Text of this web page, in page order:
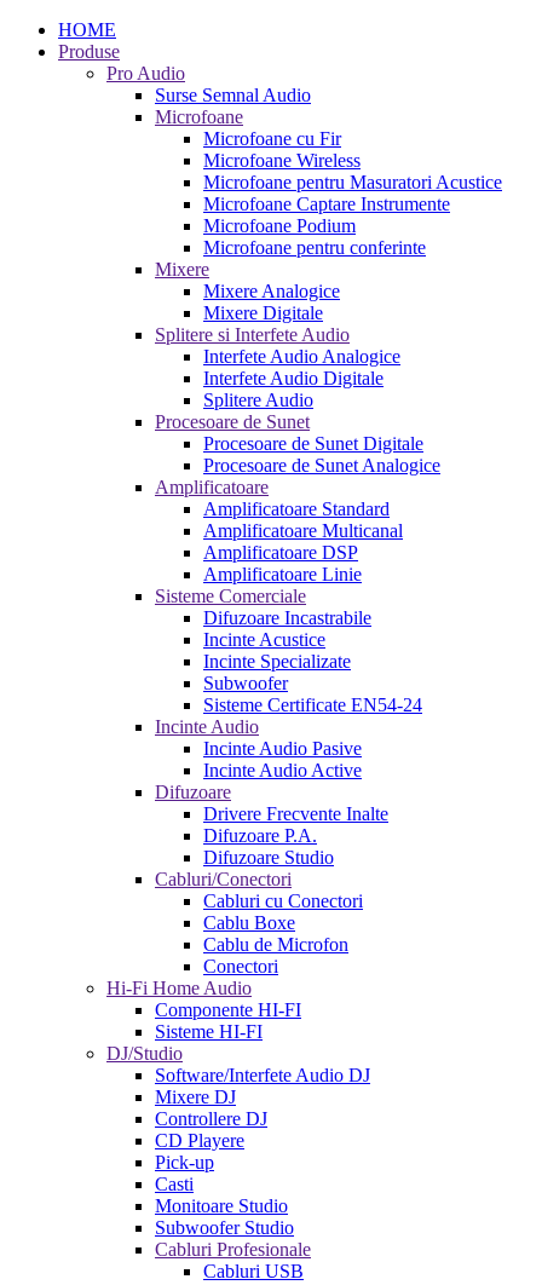
HOME
Produse
Pro Audio
Surse Semnal Audio
Microfoane
Microfoane cu Fir
Microfoane Wireless
Microfoane pentru Masuratori Acustice
Microfoane Captare Instrumente
Microfoane Podium
Microfoane pentru conferinte
Mixere
Mixere Analogice
Mixere Digitale
Splitere si Interfete Audio
Interfete Audio Analogice
Interfete Audio Digitale
Splitere Audio
Procesoare de Sunet
Procesoare de Sunet Digitale
Procesoare de Sunet Analogice
Amplificatoare
Amplificatoare Standard
Amplificatoare Multicanal
Amplificatoare DSP
Amplificatoare Linie
Sisteme Comerciale
Difuzoare Incastrabile
Incinte Acustice
Incinte Specializate
Subwoofer
Sisteme Certificate EN54-24
Incinte Audio
Incinte Audio Pasive
Incinte Audio Active
Difuzoare
Drivere Frecvente Inalte
Difuzoare P.A.
Difuzoare Studio
Cabluri/Conectori
Cabluri cu Conectori
Cablu Boxe
Cablu de Microfon
Conectori
Hi-Fi Home Audio
Componente HI-FI
Sisteme HI-FI
DJ/Studio
Software/Interfete Audio DJ
Mixere DJ
Controllere DJ
CD Playere
Pick-up
Casti
Monitoare Studio
Subwoofer Studio
Cabluri Profesionale
Cabluri USB